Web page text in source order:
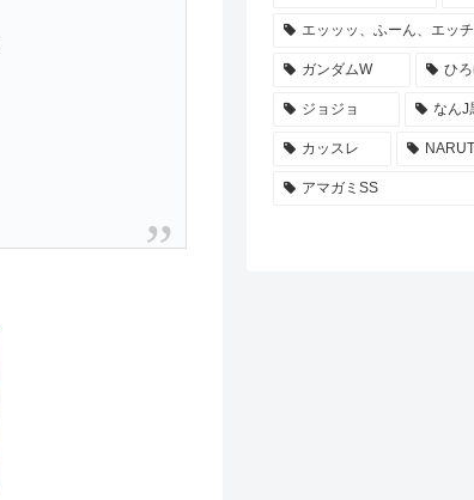
エッッッ、ふーん、エッ
ガンダムW ひ
ジョジョ なんJ
カッスレ
アマガミSS